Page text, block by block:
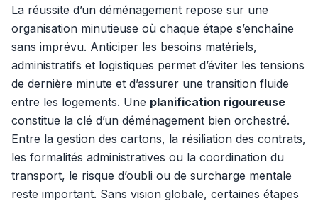
La réussite d’un déménagement repose sur une
organisation minutieuse où chaque étape s’enchaîne
sans imprévu. Anticiper les besoins matériels,
administratifs et logistiques permet d’éviter les tensions
de dernière minute et d’assurer une transition fluide
entre les logements. Une planification rigoureuse
constitue la clé d’un déménagement bien orchestré.
Entre la gestion des cartons, la résiliation des contrats,
les formalités administratives ou la coordination du
transport, le risque d’oubli ou de surcharge mentale
reste important. Sans vision globale, certaines étapes